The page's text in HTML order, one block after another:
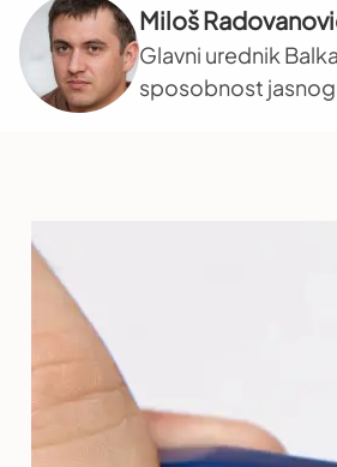
Miloš
Glavni urednik
sposobnost